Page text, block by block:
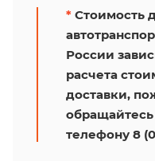
* Стоимость
России
расчета
доставки,
телефону 8